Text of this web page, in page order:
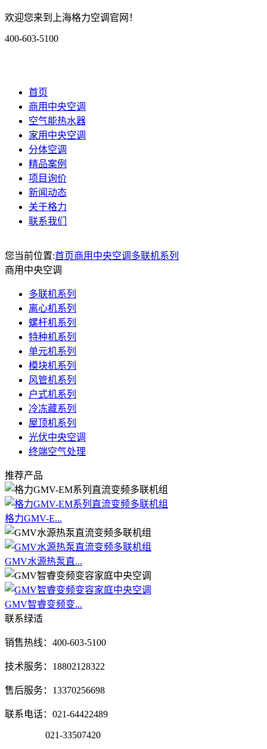
欢迎您来到上海格力空调官网！
400-603-5100
首页
商用中央空调
空气能热水器
家用中央空调
分体空调
精品案例
项目询价
新闻动态
关于格力
联系我们
您当前位置:首页商用中央空调 多联机系列
商用中央空调
多联机系列
离心机系列
螺杆机系列
特种机系列
单元机系列
模块机系列
风管机系列
户式机系列
冷冻藏系列
屋顶机系列
光伏中央空调
终端空气处理
推荐产品
格力GMV-E...
GMV水源热泵直...
GMV智睿变频变...
联系绿适
销售热线：400-603-5100
技术服务：18802128322
售后服务：13370256698
联系电话：021-64422489
021-33507420